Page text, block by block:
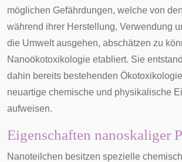
möglichen Gefährdungen, welche von
während ihrer Herstellung, Verwendung
die Umwelt ausgehen, abschätzen zu
Nanoökotoxikologie etabliert. Sie
dahin bereits bestehenden Ökotoxikologie
neuartige chemische und physikalische
aufweisen.
Eigenschaften nanoskaliger
Nanoteilchen besitzen spezielle